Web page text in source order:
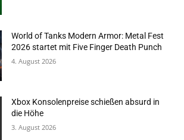
World of Tanks Modern Armor: Metal Fest
2026 startet mit Five Finger Death Punch
4. August 2026
Xbox Konsolenpreise schießen absurd in
die Höhe
3. August 2026